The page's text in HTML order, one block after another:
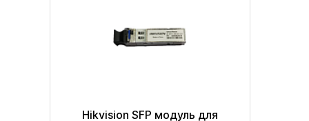
Hikvision SFP модуль для